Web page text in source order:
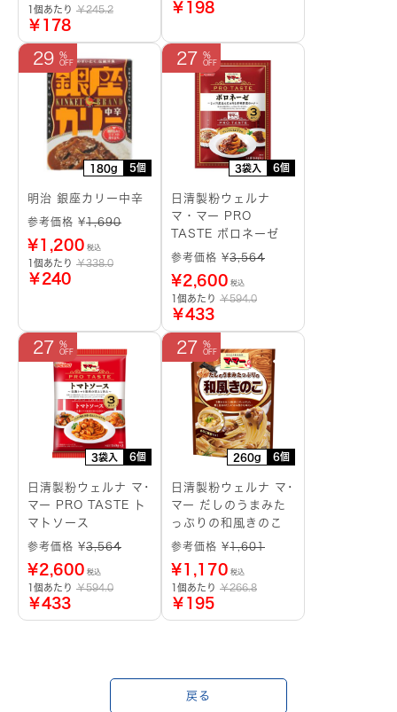
1個あたり ￥245.2
￥178
￥198
180g 5個
29
明治 銀座カリー中辛
参考価格 ¥1,690
¥1,200 税込
1個あたり ￥338.0
￥240
3袋入 6個
27
日清製粉ウェルナ
マ・マー PRO
TASTE ボロネーゼ
参考価格 ¥3,564
¥2,600 税込
1個あたり ￥594.0
￥433
3袋入 6個
27
日清製粉ウェルナ マ･
マー PRO TASTE ト
マトソース
参考価格 ¥3,564
¥2,600 税込
1個あたり ￥594.0
￥433
260g 6個
27
日清製粉ウェルナ マ･
マー だしのうまみた
っぷりの和風きのこ
参考価格 ¥1,601
¥1,170 税込
1個あたり ￥266.8
￥195
戻る